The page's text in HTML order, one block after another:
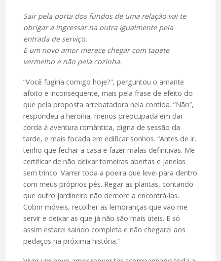
Sair pela porta dos fundos de uma relação vai te
obrigar a ingressar na outra igualmente pela
entrada de serviço.
E um novo amor merece chegar com tapete
vermelho e não pela cozinha.
“Você fugiria comigo hoje?”, perguntou o amante
afoito e inconsequente, mais pela frase de efeito do
que pela proposta arrebatadora nela contida. “Não”,
respondeu a heroína, menos preocupada em dar
corda à aventura romântica, digna de sessão da
tarde, e mais focada em edificar sonhos. “Antes de ir,
tenho que fechar a casa e fazer malas definitivas. Me
certificar de não deixar torneiras abertas e janelas
sem trinco. Varrer toda a poeira que levei para dentro
com meus próprios pés. Regar as plantas, contando
que outro jardineiro não demore a encontrá-las.
Cobrir móveis, recolher as lembranças que vão me
servir e deixar as que já não são mais úteis. E só
assim estarei saindo completa e não chegarei aos
pedaços na próxima história.”